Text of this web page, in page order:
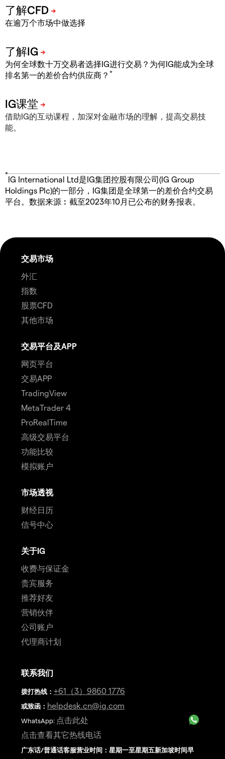
在逾万个市场中做选择
为何全球数十万交易者选择IG进行交易？为何IG能成为全球
排名第一的差价合约供应商？ *
借助IG的互动课程，加深对金融市场的理解，提高交易技
能。
*
IG International Ltd是IG集团控股有限公司(IG Group
Holdings Plc)的一部分，IG集团是全球第一的差价合约交易
平台。数据来源︰截至2023年10月已公布的财务报表。
交易市场
外汇
指数
股票CFD
其他市场
交易平台及APP
网页平台
交易APP
TradingView
MetaTrader 4
ProRealTime
高级交易平台
功能比较
模拟账户
市场透视
财经日历
信号中心
关于IG
收费与保证金
贵宾服务
推荐好友
营销伙伴
公司账户
代理商计划
联系我们
拨打热线 ： +61（3）9860 1776
或致函： helpdesk.cn@ig.com
WhatsApp: 点击此处
点击查看其它热线电话
广东话/普通话客服营业时间：星期一至星期五新加坡时间早